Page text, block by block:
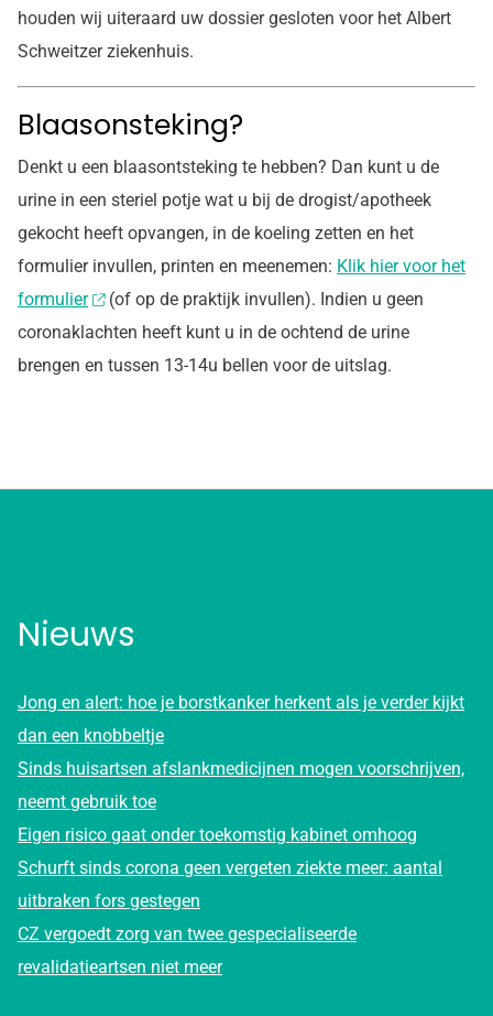
houden wij uiteraard uw dossier gesloten voor het Albert
Schweitzer ziekenhuis.
Blaasonsteking?
Denkt u een blaasontsteking te hebben? Dan kunt u de
urine in een steriel potje wat u bij de drogist/apotheek
gekocht heeft opvangen, in de koeling zetten en het
formulier invullen, printen en meenemen: Klik hier voor het
formulier
(of op de praktijk invullen). Indien u geen
coronaklachten heeft kunt u in de ochtend de urine
brengen en tussen 13-14u bellen voor de uitslag.
Nieuws
Jong en alert: hoe je borstkanker herkent als je verder kijkt
dan een knobbeltje
Sinds huisartsen afslankmedicijnen mogen voorschrijven,
neemt gebruik toe
Eigen risico gaat onder toekomstig kabinet omhoog
Schurft sinds corona geen vergeten ziekte meer: aantal
uitbraken fors gestegen
CZ vergoedt zorg van twee gespecialiseerde
revalidatieartsen niet meer